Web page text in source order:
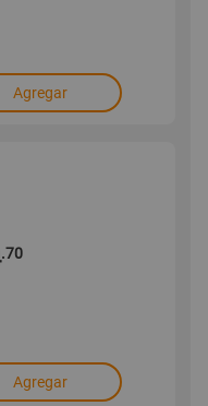
Agregar
.70
Agregar